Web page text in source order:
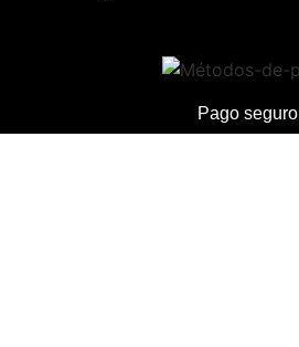
Pago seguro